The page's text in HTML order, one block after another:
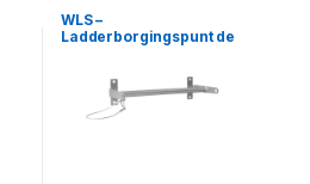
WLS –
Ladderborgingspunt de